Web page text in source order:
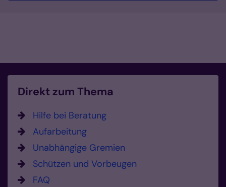
Direkt zum Thema
Hilfe bei Beratung
Aufarbeitung
Unabhängige Gremien
Schützen und Vorbeugen
FAQ